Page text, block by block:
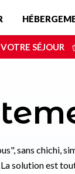
SÉJOUR
sans chichi,
solution est